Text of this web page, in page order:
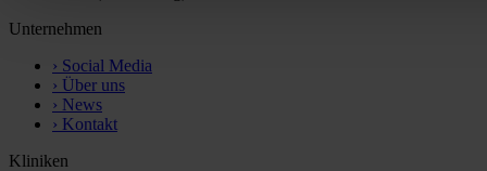
Unternehmen
› Social Media
› Über uns
› News
› Kontakt
Kliniken